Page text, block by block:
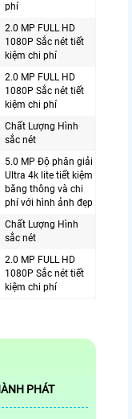
phí
2.0 MP FULL HD
1080P Sắc nét tiết
kiệm chi phí
2.0 MP FULL HD
1080P Sắc nét tiết
kiệm chi phí
Chất Lượng Hình
sắc nét
5.0 MP Độ phân giải
Ultra 4k lite tiết kiệm
băng thông và chi
phí với hình ảnh đẹp
Chất Lượng Hình
sắc nét
2.0 MP FULL HD
1080P Sắc nét tiết
kiệm chi phí
PHÁT